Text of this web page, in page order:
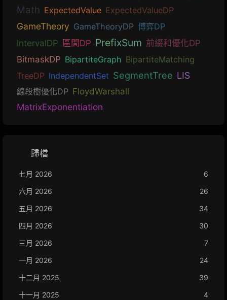
Math ExpectedValue ExpectedValueDP
GameTheory GameTheoryDP 博弈DP
IntervalDP 區間DP PrefixSum 前綴和優化DP
BitmaskDP BipartiteGraph BipartiteMatching
TreeDP IndependentSet SegmentTree LIS
線段樹優化DP FloydWarshall
MatrixExponentiation
歸檔
七月 2026
6
六月 2026
26
五月 2026
34
四月 2026
30
三月 2026
7
一月 2026
24
十二月 2025
39
十一月 2025
4